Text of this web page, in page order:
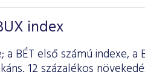
index
BÉT első számú indexe, a